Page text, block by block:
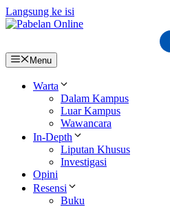
Langsung ke isi
Menu
Warta
Dalam Kampus
Luar Kampus
Wawancara
In-Depth
Liputan Khusus
Investigasi
Opini
Resensi
Buku